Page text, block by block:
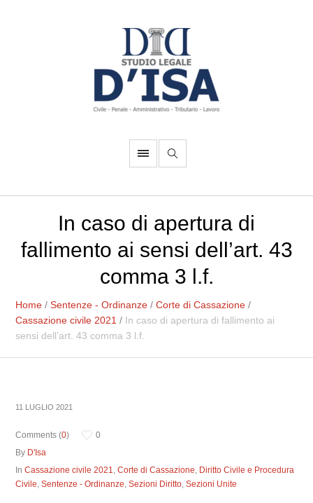
In caso di apertura di
fallimento ai sensi dell’art. 43
comma 3 l.f.
Home /Sentenze - Ordinanze /Corte di Cassazione /
Cassazione civile 2021 / In caso di apertura di fallimento ai
sensi dell’art. 43 comma 3 l.f.
11 LUGLIO 2021
Comments (0)
0
By D'Isa
InCassazione civile 2021,Corte di Cassazione, Diritto Civile e Procedura
Civile,Sentenze - Ordinanze,Sezioni Diritto,Sezioni Unite